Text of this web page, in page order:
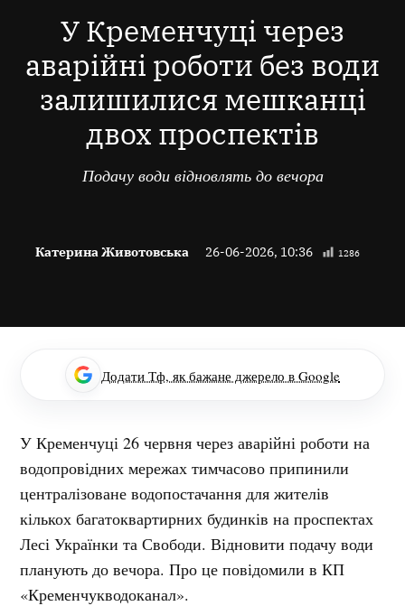
У Кременчуці через
аварійні роботи без води
залишилися мешканці
двох проспектів
Подачу води відновлять до вечора
Катерина Животовська 26-06-2026, 10:36 1286
Додати Тф, як бажане джерело в Google
У Кременчуці 26 червня через аварійні роботи на
водопровідних мережах тимчасово припинили
централізоване водопостачання для жителів
кількох багатоквартирних будинків на проспектах
Лесі Українки та Свободи. Відновити подачу води
планують до вечора. Про це повідомили в КП
«Кременчукводоканал».